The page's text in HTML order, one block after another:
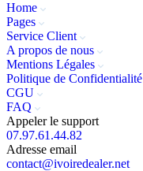
Home
Pages
Service Client
A propos de nous
Mentions Légales
Politique de Confidentialité
CGU
FAQ
Appeler le support
07.97.61.44.82
Adresse email
contact@ivoiredealer.net